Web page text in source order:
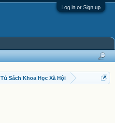
Log in or Sign up
Tủ Sách Khoa Học Xã Hội